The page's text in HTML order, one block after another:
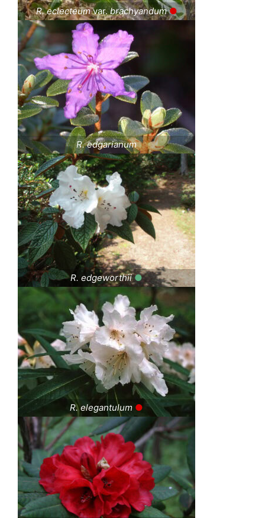
R. eclecteumvar.brachyandum●
R. edgarianum
R. edgeworthii ●
R. elegantulum ●